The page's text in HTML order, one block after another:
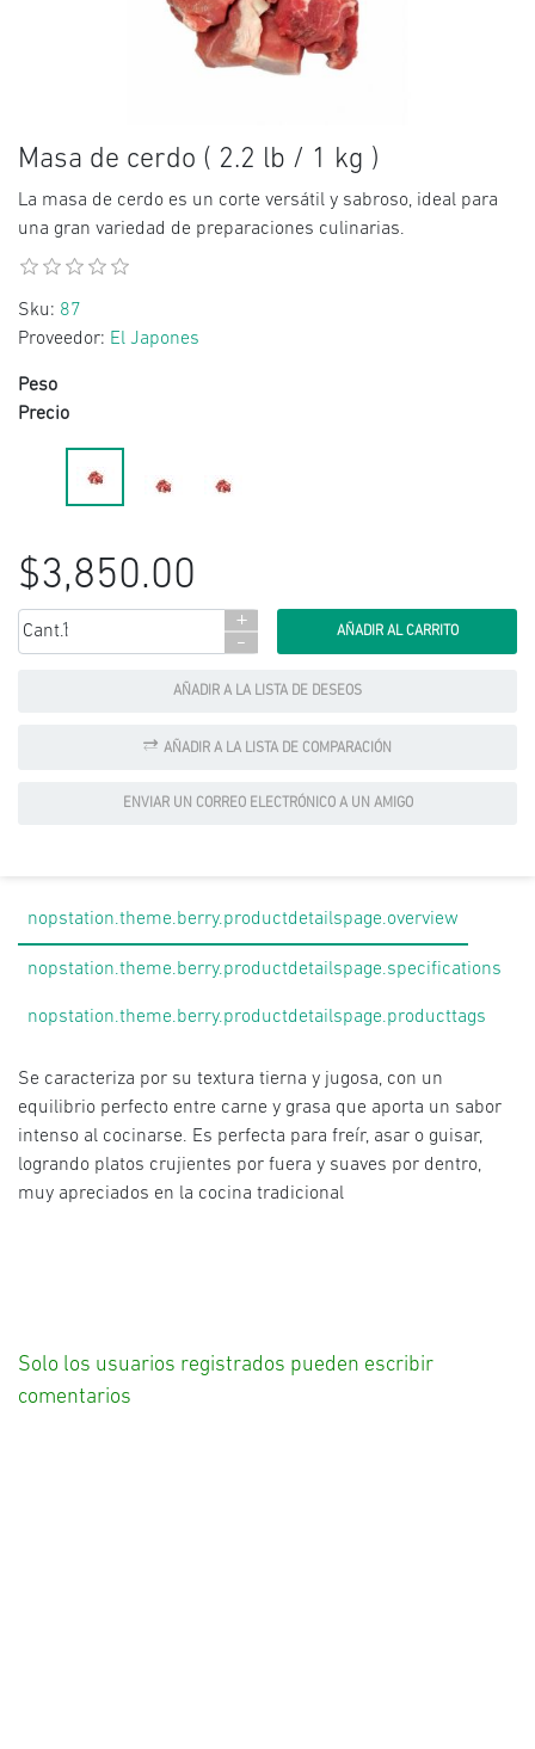
Masa de cerdo ( 2.2 lb / 1 kg )
La masa de cerdo es un corte versátil y sabroso, ideal para
una gran variedad de preparaciones culinarias.
Sku: 87
Proveedor: El Japones
Peso
Precio
$3,850.00
Cant.:
+
-
AÑADIR A LA LISTA DE DESEOS
AÑADIR A LA LISTA DE COMPARACIÓN
ENVIAR UN CORREO ELECTRÓNICO A UN AMIGO
nopstation.theme.berry.productdetailspage.overview
nopstation.theme.berry.productdetailspage.specifications
nopstation.theme.berry.productdetailspage.producttags
Se caracteriza por su textura tierna y jugosa, con un
equilibrio perfecto entre carne y grasa que aporta un sabor
intenso al cocinarse. Es perfecta para freír, asar o guisar,
logrando platos crujientes por fuera y suaves por dentro,
muy apreciados en la cocina tradicional
Solo los usuarios registrados pueden escribir
comentarios